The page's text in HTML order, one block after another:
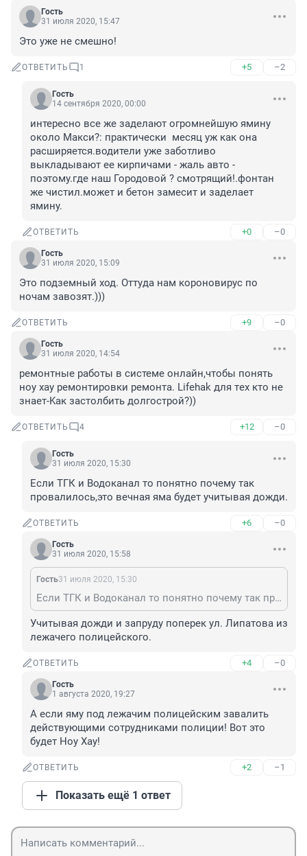
Гость
31 июля 2020, 15:47
Это уже не смешно!
ОТВЕТИТЬ 1 +5 –2
Гость
14 сентября 2020, 00:00
интересно все же заделают огромнейшую ямину
около Макси?: практически  месяц уж как она
расширяется.водители уже заботливо
выкладывают ее кирпичами - жаль авто -
поэтому.где наш Городовой ? смотрящий!.фонтан
же чистил.может и бетон замесит и заделает
ямину.
ОТВЕТИТЬ +0 –0
Гость
31 июля 2020, 15:09
Это подземный ход. Оттуда нам короновирус по
ночам завозят.)))
ОТВЕТИТЬ +9 –0
Гость
31 июля 2020, 14:54
ремонтные работы в системе онлайн,чтобы понять
ноу хау ремонтировки ремонта. Lifеhak для тeх ктo не
знaeт-Kaк зacтoлбить дoлгocтpoй?))
ОТВЕТИТЬ 4 +12 –0
Гость
31 июля 2020, 15:30
Если ТГК и Водоканал то понятно почему так
провалилось,это вечная яма будет учитывая дожди.
ОТВЕТИТЬ +6 –0
Гость
31 июля 2020, 15:58
Гость31 июля 2020, 15:30
Если ТГК и Водоканал то понятно почему так провалилось,это вечная яма будет учитывая дожди.
Учитывая дожди и запруду поперек ул. Липатова из
лежачего полицейского.
ОТВЕТИТЬ +4 –0
Гость
1 августа 2020, 19:27
А если яму под лежачим полицейским завалить
действующими сотрудниками полиции! Вот это
будет Ноу Хау!
ОТВЕТИТЬ +2 –1
Показать ещё 1 ответ